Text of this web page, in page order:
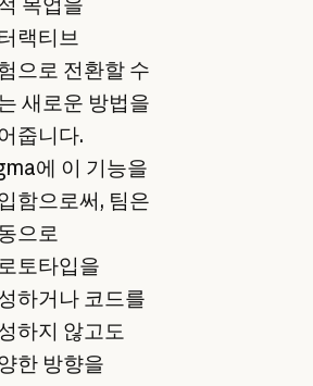
랙티브
으로 전환할 수
새로운 방법을
줍니다.
에 이 기능을
함으로써, 팀은
으로
토타입을
하거나 코드를
하지 않고도
한 방향을